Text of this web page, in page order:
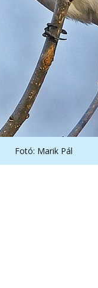
Fotó: Marik Pál